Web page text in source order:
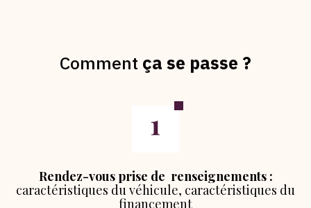
Comment ça se passe ?
Rendez-vous prise de renseignements :
caractéristiques du véhicule, caractéristiques du
financement